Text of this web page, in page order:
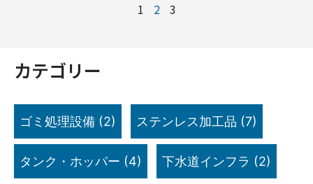
1 2 3
カテゴリー
ゴミ処理設備 (2) ステンレス加工品 (7)
タンク・ホッパー (4) 下水道インフラ (2)